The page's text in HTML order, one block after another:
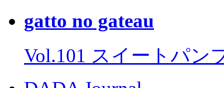
gatto no gateau
Vol.101 スイートパン